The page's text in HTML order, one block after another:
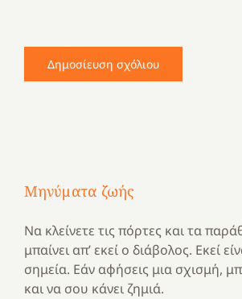
Μηνύματα ζωής
Να κλείνετε τις πόρτες και τα
μπαίνει απ’ εκεί ο διάβολος. Εκεί
σημεία. Εάν αφήσεις μια σχισμή,
και να σου κάνει ζημιά.